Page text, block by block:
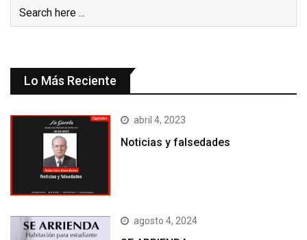
Lo Más Reciente
abril 4, 2023
Noticias y falsedades
agosto 4, 2024